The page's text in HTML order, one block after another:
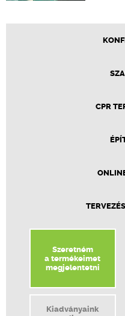
CPR
Szeretném
a termékeimet
megjelentetni
Kiadványaink